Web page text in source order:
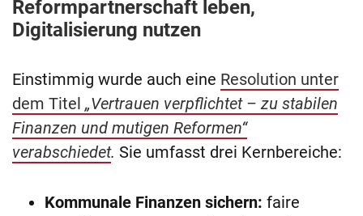
Reformpartnerschaft leben,
Digitalisierung nutzen
Einstimmig wurde auch eine Resolution unter
dem Titel „Vertrauen verpflichtet – zu stabilen
Finanzen und mutigen Reformen“
verabschiedet. Sie umfasst drei Kernbereiche:
Kommunale Finanzen sichern: faire